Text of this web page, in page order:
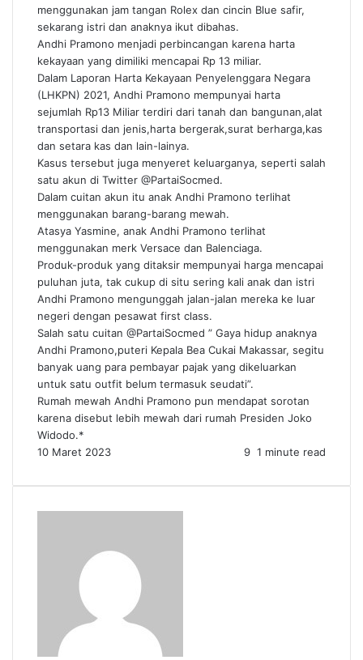
menggunakan jam tangan Rolex dan cincin Blue safir,
sekarang istri dan anaknya ikut dibahas.
Andhi Pramono menjadi perbincangan karena harta
kekayaan yang dimiliki mencapai Rp 13 miliar.
Dalam Laporan Harta Kekayaan Penyelenggara Negara
(LHKPN) 2021, Andhi Pramono mempunyai harta
sejumlah Rp13 Miliar terdiri dari tanah dan bangunan,alat
transportasi dan jenis,harta bergerak,surat berharga,kas
dan setara kas dan lain-lainya.
Kasus tersebut juga menyeret keluarganya, seperti salah
satu akun di Twitter @PartaiSocmed.
Dalam cuitan akun itu anak Andhi Pramono terlihat
menggunakan barang-barang mewah.
Atasya Yasmine, anak Andhi Pramono terlihat
menggunakan merk Versace dan Balenciaga.
Produk-produk yang ditaksir mempunyai harga mencapai
puluhan juta, tak cukup di situ sering kali anak dan istri
Andhi Pramono mengunggah jalan-jalan mereka ke luar
negeri dengan pesawat first class.
Salah satu cuitan @PartaiSocmed ” Gaya hidup anaknya
Andhi Pramono,puteri Kepala Bea Cukai Makassar, segitu
banyak uang para pembayar pajak yang dikeluarkan
untuk satu outfit belum termasuk seudati”.
Rumah mewah Andhi Pramono pun mendapat sorotan
karena disebut lebih mewah dari rumah Presiden Joko
Widodo.*
10 Maret 2023
9 1 minute read